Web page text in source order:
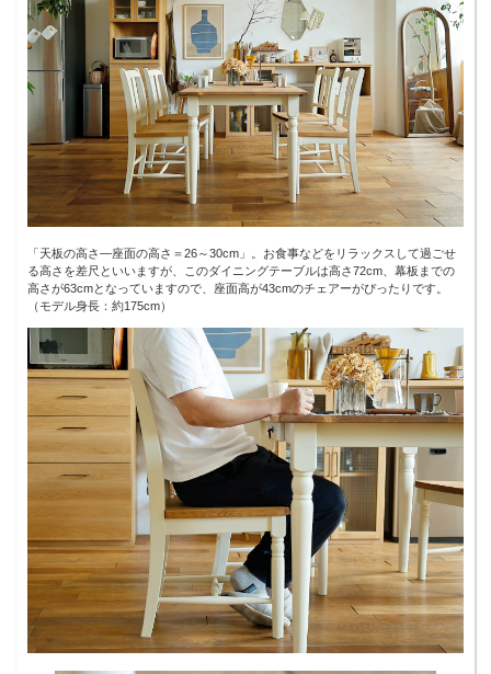
「天板の高さ―座面の高さ＝26～30cm」。お食事などをリラックスして過ごせ
る高さを差尺といいますが、このダイニングテーブルは高さ72cm、幕板までの
高さが63cmとなっていますので、座面高が43cmのチェアーがぴったりです。
（モデル身長：約175cm）